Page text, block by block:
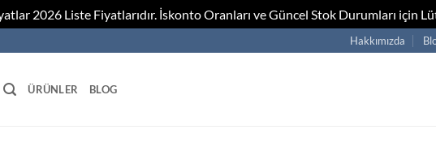
2026 Liste Fiyatlarıdır. İskonto Oranları ve Güncel Stok Durumları için
Hakkımızda
ÜRÜNLER BLOG